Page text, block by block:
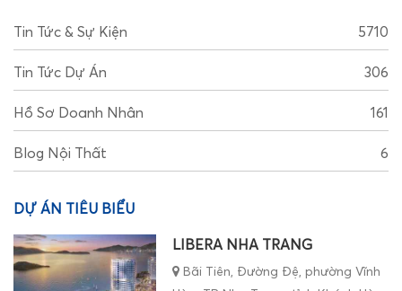
Tin Tức & Sự Kiện 5710
Tin Tức Dự Án 306
Hồ Sơ Doanh Nhân 161
Blog Nội Thất 6
DỰ ÁN TIÊU BIỂU
LIBERA NHA TRANG
Bãi Tiên, Đường Đệ, phường Vĩnh